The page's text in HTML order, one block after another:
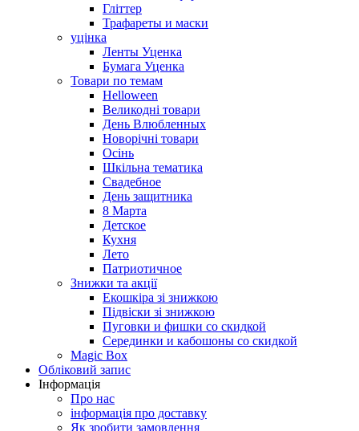
Гліттер
Трафареты и маски
уцінка
Ленты Уценка
Бумага Уценка
Товари по темам
Helloween
Великодні товари
День Влюбленных
Новорічні товари
Осінь
Шкільна тематика
Свадебное
День защитника
8 Марта
Детское
Кухня
Лето
Патриотичное
Знижки та акції
Екошкіра зі знижкою
Підвіски зі знижкою
Пуговки и фишки со скидкой
Серединки и кабошоны со скидкой
Magic Box
Обліковий запис
Інформація
Про нас
інформація про доставку
Як зробити замовлення